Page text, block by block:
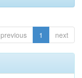
previous 1 next